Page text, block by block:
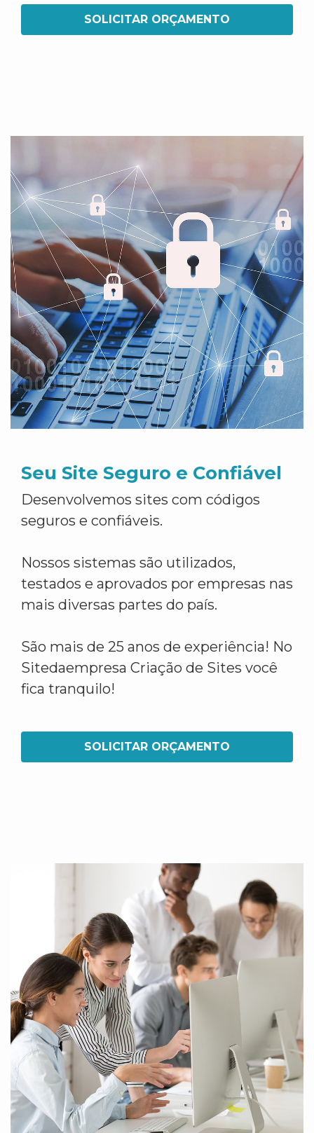
SOLICITAR ORÇAMENTO
Seu Site Seguro e Confiável
Desenvolvemos sites com códigos
seguros e confiáveis.
Nossos sistemas são utilizados,
testados e aprovados por empresas nas
mais diversas partes do país.
São mais de 25 anos de experiência! No
Sitedaempresa Criação de Sites você
fica tranquilo!
SOLICITAR ORÇAMENTO